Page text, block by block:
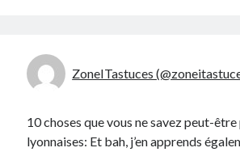
ZoneITastuces
10 choses que vous ne savez peut-être
lyonnaises: Et bah, j’en apprends